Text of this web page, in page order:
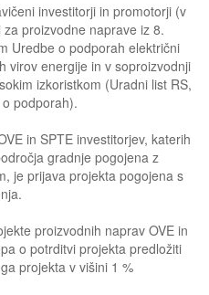
investitorji in promotorji (v
proizvodne naprave iz 8.
Uredbe o podporah električni
virov energije in v soproizvodnji
izkoristkom (Uradni list RS,
podporah).
in SPTE investitorjev, katerih
gradnje pogojena z
je prijava projekta pogojena s
proizvodnih naprav OVE in
o potrditvi projekta predložiti
projekta v višini 1 %